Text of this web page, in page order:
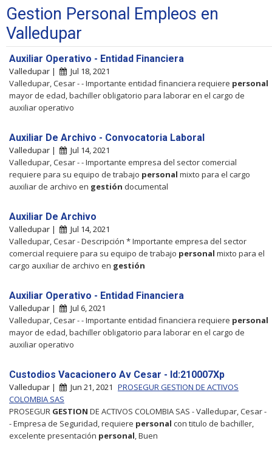
Gestion Personal Empleos en
Valledupar
Auxiliar Operativo - Entidad Financiera
Valledupar |
Jul 18, 2021
Valledupar, Cesar - - Importante entidad financiera requiere personal
mayor de edad, bachiller obligatorio para laborar en el cargo de
auxiliar operativo
Auxiliar De Archivo - Convocatoria Laboral
Valledupar |
Jul 14, 2021
Valledupar, Cesar - - Importante empresa del sector comercial
requiere para su equipo de trabajo personal mixto para el cargo
auxiliar de archivo en gestión documental
Auxiliar De Archivo
Valledupar |
Jul 14, 2021
Valledupar, Cesar - Descripción * Importante empresa del sector
comercial requiere para su equipo de trabajo personal mixto para el
cargo auxiliar de archivo en gestión
Auxiliar Operativo - Entidad Financiera
Valledupar |
Jul 6, 2021
Valledupar, Cesar - - Importante entidad financiera requiere personal
mayor de edad, bachiller obligatorio para laborar en el cargo de
auxiliar operativo
Custodios Vacacionero Av Cesar - Id:210007Xp
Valledupar | Jun 21, 2021 PROSEGUR GESTION DE ACTIVOS
COLOMBIA SAS
PROSEGUR GESTION DE ACTIVOS COLOMBIA SAS - Valledupar, Cesar -
- Empresa de Seguridad, requiere personal con titulo de bachiller,
excelente presentación personal , Buen